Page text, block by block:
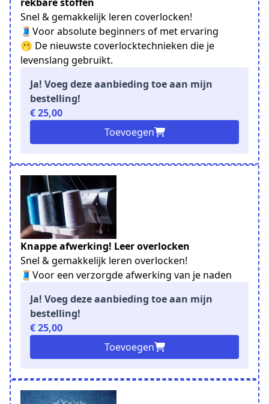
Snel & gemakkelijk leren coverlocken!
🧵Voor absolute beginners of met ervaring
🫢 De nieuwste coverlocktechnieken die je
levenslang gebruikt.
Ja! Voeg deze aanbieding toe aan mijn
bestelling!
€ 25,00
Toevoegen
Knappe afwerking! Leer overlocken
Snel & gemakkelijk leren overlocken!
🧵Voor een verzorgde afwerking van je naden
Ja! Voeg deze aanbieding toe aan mijn
bestelling!
€ 25,00
Toevoegen